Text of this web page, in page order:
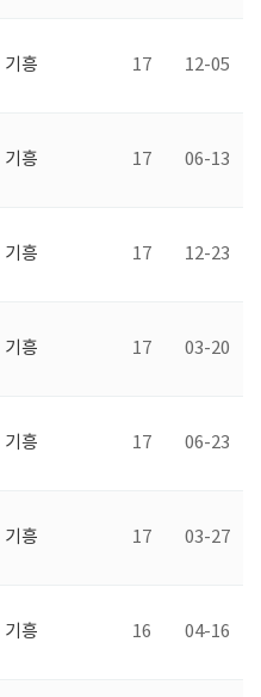
기흥 17 12-05
기흥 17 06-13
기흥 17 12-23
기흥 17 03-20
기흥 17 06-23
기흥 17 03-27
기흥 16 04-16